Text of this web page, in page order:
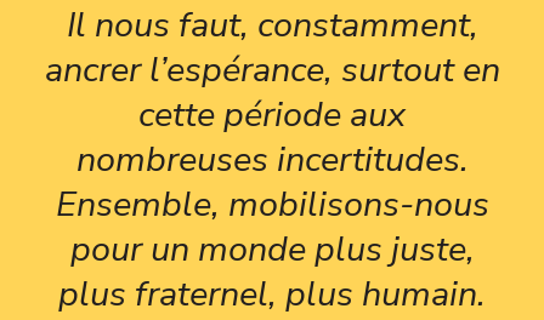
Il nous faut, constamment,
ancrer l’espérance, surtout en
cette période aux
nombreuses incertitudes.
Ensemble, mobilisons-nous
pour un monde plus juste,
plus fraternel, plus humain.